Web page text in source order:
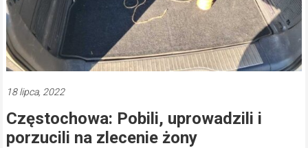
18 lipca, 2022
Częstochowa: Pobili, uprowadzili i
porzucili na zlecenie żony